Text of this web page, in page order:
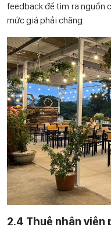
feedback để tìm ra nguồn
mức giá phải chăng
2.4 Thuê nhân